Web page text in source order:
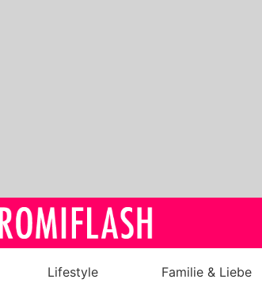
Lifestyle Familie & Liebe